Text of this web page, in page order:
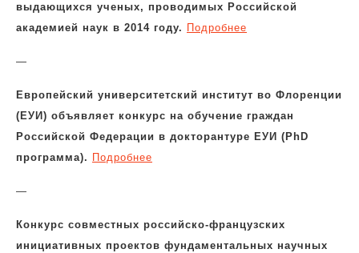
выдающихся ученых, проводимых Российской
академией наук в 2014 году. Подробнее
—
Европейский университетский институт во Флоренции
(ЕУИ) объявляет конкурс на обучение граждан
Российской Федерации в докторантуре ЕУИ (PhD
программа). Подробнее
—
Конкурс совместных российско-французских
инициативных проектов фундаментальных научных